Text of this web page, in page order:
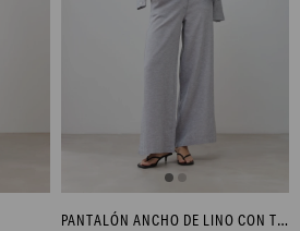
PANTALÓN ANCHO DE LINO CON TAJOS - GRIS MELANGE